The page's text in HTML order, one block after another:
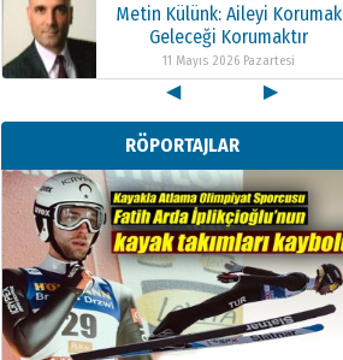
Metin Külünk: Aileyi Korumak
Geleceği Korumaktır
11 Mayıs 2026 Pazartesi
Kenan GÜLERCİ
Metin Külünk: Aileyi Korumak
Geleceği Korumaktır
11 Mayıs 2026 Pazartesi
◀ ▶
RÖPORTAJLAR